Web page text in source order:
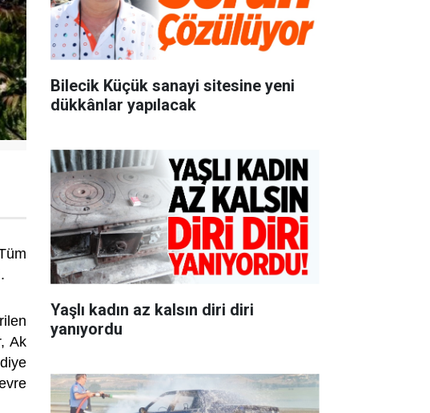
Ak
Bilecik Küçük sanayi sitesine yeni
dükkânlar yapılacak
Yaşlı kadın az kalsın diri diri
yanıyordu